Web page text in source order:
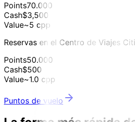
Points70.000
Cash$3,500
Value~5 cpp
Reservas en el Centro de Viajes
Points50.000
Cash$500
Value~1.0 cpp
Puntos de vuelo